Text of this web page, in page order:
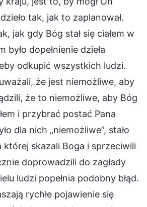
tak, jak to zaplanował.
jak gdy Bóg stał się ciałem w
było dopełnienie dzieła
odkupić wszystkich ludzi.
że jest niemożliwe, aby
że to niemożliwe, aby Bóg
i przybrać postać Pana
dla nich „niemożliwe”, stało
której skazali Boga i sprzeciwili
doprowadzili do zagłady
ludzi popełnia podobny błąd.
rychłe pojawienie się